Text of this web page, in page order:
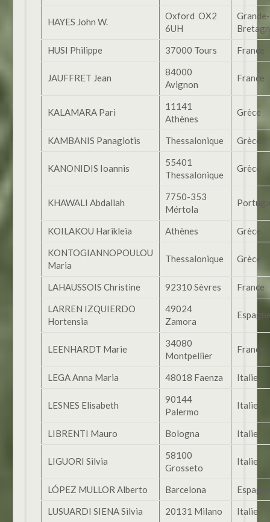
HAYES John W.
Oxford OX2
6UH
Grande-
HUSI Philippe
37000 Tours France
JAUFFRET Jean
84000
Avignon
France
KALAMARA Pari
11141
Athènes
Grèce
KAMBANIS Panagiotis Thessalonique Grèce
KANONIDIS Ioannis
55401
Thessalonique
Grèce
KHAWALI Abdallah
7750-353
Mértola
KOILAKOU Harikleia Athènes
Grèce
KONTOGIANNOPOULOU
Maria
Thessalonique Grèce
LAHAUSSOIS Christine 92310 Sèvres
France
LARREN IZQUIERDO
Hortensia
49024
Zamora
LEENHARDT Marie
34080
Montpellier
France
LEGA Anna Maria 48018 Faenza Italie
LESNES Elisabeth
90144
Palermo
Italie
LIBRENTI Mauro Bologna Italie
LIGUORI Silvia
58100
Grosseto
Italie
LÓPEZ MULLOR Alberto Barcelona
LUSUARDI SIENA Silvia
20131 Milano Italie